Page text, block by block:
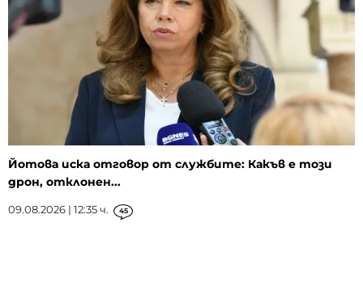
Йотова иска отговор от службите: Какъв е този
дрон, отклонен...
09.08.2026 | 12:35 ч. 45